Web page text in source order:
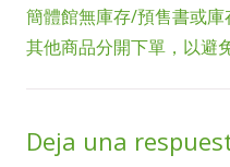
簡體館無庫存/預售書或
其他商品分開下單，以避
Deja una